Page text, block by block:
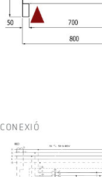
CONEXIÓ